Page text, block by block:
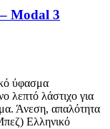
Modal 3
ύφασμα
λεπτό λάστιχο για
Άνεση, απαλότητα
Ελληνικό